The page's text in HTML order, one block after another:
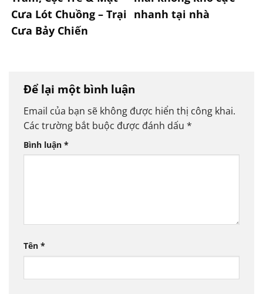
Cưa Lót Chuồng – Trại
Cưa Bảy Chiến
nhanh tại nhà
Để lại một bình luận
Email của bạn sẽ không được hiển thị công khai.
Các trường bắt buộc được đánh dấu *
Bình luận *
Tên *